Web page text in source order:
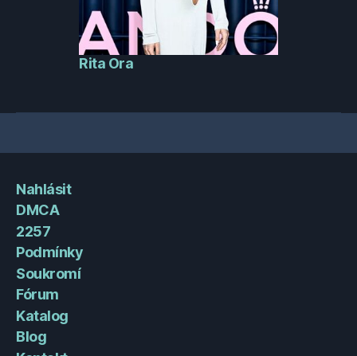
Rita Ora
Nahlásit
DMCA
2257
Podmínky
Soukromí
Fórum
Katalog
Blog